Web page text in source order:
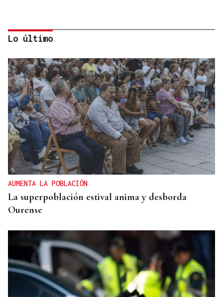
SEIS AÑOS
Ivanna, una historia de superación a sus seis años
que demuestra que no hay límites para soñar
Lo último
AUMENTA LA POBLACIÓN
La superpoblación estival anima y desborda
Ourense